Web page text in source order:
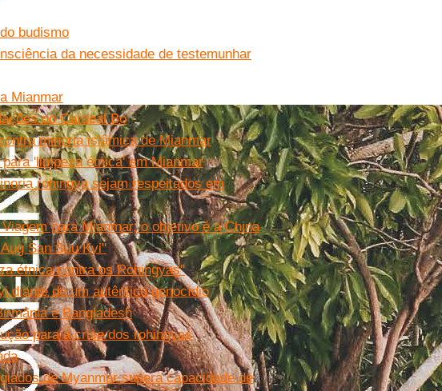
budismo
da necessidade de testemunhar
Mianmar
do Cardeal Bo
minoria islâmica de Mianmar
'limpeza étnica' em Mianmar
rohingya sejam respeitados em
para Mianmar, o objetivo é a China
San Suu Kyi"
étnica contra os Rohingyas"
diante de um autêntico genocídio
e Bangladesh
para a crise dos rohingyas
de Myanmar supera capacidade de